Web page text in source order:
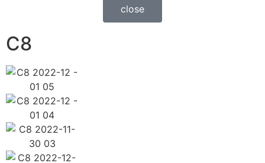
close
C8